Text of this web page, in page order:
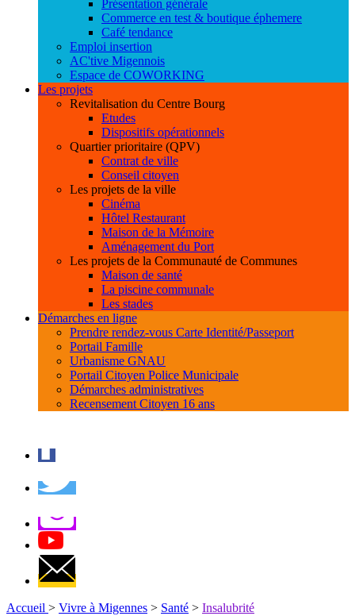
Présentation générale
Commerce en test & boutique éphemere
Café tendance
Emploi insertion
AC'tive Migennois
Espace de COWORKING
Les projets
Revitalisation du Centre Bourg
Etudes
Dispositifs opérationnels
Quartier prioritaire (QPV)
Contrat de ville
Conseil citoyen
Les projets de la ville
Cinéma
Hôtel Restaurant
Maison de la Mémoire
Aménagement du Port
Les projets de la Communauté de Communes
Maison de santé
La piscine communale
Les stades
Démarches en ligne
Prendre rendez-vous Carte Identité/Passeport
Portail Famille
Urbanisme GNAU
Portail Citoyen Police Municipale
Démarches administratives
Recensement Citoyen 16 ans
Accueil > Vivre à Migennes > Santé > Insalubrité